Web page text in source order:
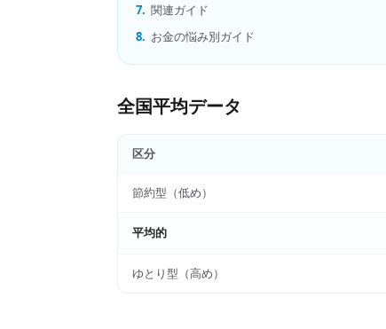
7. 関連ガイド
8. お金の悩み別ガイド
全国平均データ
区分
節約型（低め）
平均的
ゆとり型（高め）